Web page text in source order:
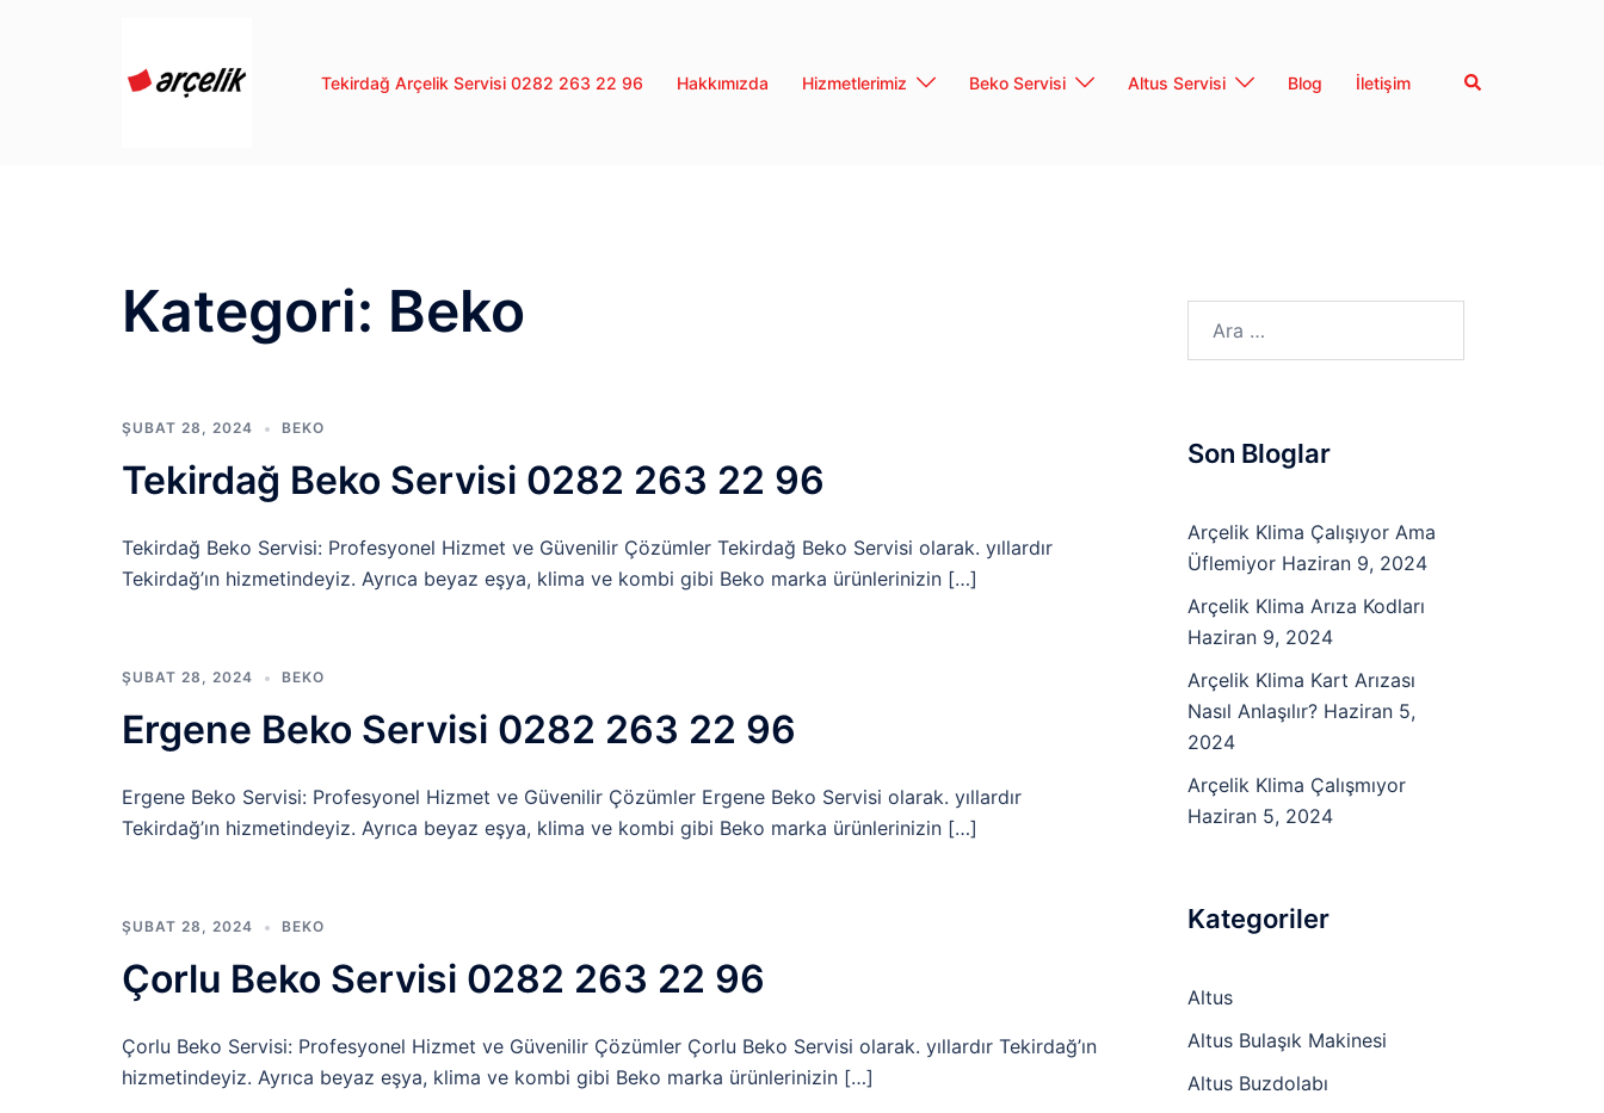
Tekirdağ Arçelik Servisi 0282 263 22 96 Hakkımızda Hizmetlerimiz Beko Servisi Altus Servisi Blog İletişim Search
Kategori: Beko
ŞUBAT 28, 2024 BEKO
Tekirdağ Beko Servisi 0282 263 22 96
Tekirdağ Beko Servisi: Profesyonel Hizmet ve Güvenilir Çözümler Tekirdağ Beko Servisi olarak. yıllardır
Tekirdağ’ın hizmetindeyiz. Ayrıca beyaz eşya, klima ve kombi gibi Beko marka ürünlerinizin […]
ŞUBAT 28, 2024 BEKO
Ergene Beko Servisi 0282 263 22 96
Ergene Beko Servisi: Profesyonel Hizmet ve Güvenilir Çözümler Ergene Beko Servisi olarak. yıllardır
Tekirdağ’ın hizmetindeyiz. Ayrıca beyaz eşya, klima ve kombi gibi Beko marka ürünlerinizin […]
ŞUBAT 28, 2024 BEKO
Çorlu Beko Servisi 0282 263 22 96
Çorlu Beko Servisi: Profesyonel Hizmet ve Güvenilir Çözümler Çorlu Beko Servisi olarak. yıllardır Tekirdağ’ın
hizmetindeyiz. Ayrıca beyaz eşya, klima ve kombi gibi Beko marka ürünlerinizin […]
Son Bloglar
Arçelik Klima Çalışıyor Ama
Üflemiyor Haziran 9, 2024
Arçelik Klima Arıza Kodları
Haziran 9, 2024
Arçelik Klima Kart Arızası
Nasıl Anlaşılır? Haziran 5,
2024
Arçelik Klima Çalışmıyor
Haziran 5, 2024
Kategoriler
Altus
Altus Bulaşık Makinesi
Altus Buzdolabı